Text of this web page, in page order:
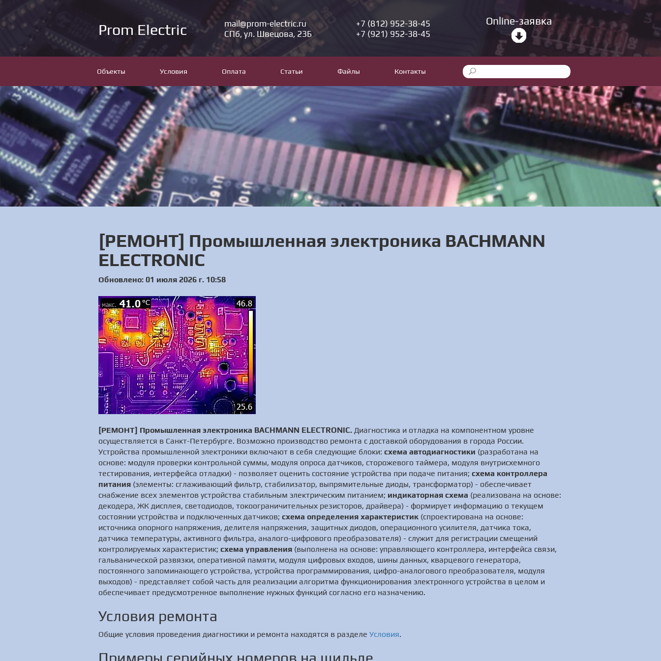
Prom Electric
mail@prom-electric.ru
СПб, ул. Швецова, 23Б
+7 (812) 952-38-45
+7 (921) 952-38-45
Online-заявка
Объекты Условия Оплата Статьи Файлы Контакты
[РЕМОНТ] Промышленная электроника BACHMANN
ELECTRONIC
Обновлено: 01 июля 2026 г. 10:58
[РЕМОНТ] Промышленная электроника BACHMANN ELECTRONIC. Диагностика и отладка на компонентном уровне
осуществляется в Санкт-Петербурге. Возможно производство ремонта с доставкой оборудования в города России.
Устройства промышленной электроники включают в себя следующие блоки: схема автодиагностики (разработана на
основе: модуля проверки контрольной суммы, модуля опроса датчиков, сторожевого таймера, модуля внутрисхемного
тестирования, интерфейса отладки) - позволяет оценить состояние устройства при подаче питания; схема контроллера
питания (элементы: сглаживающий фильтр, стабилизатор, выпрямительные диоды, трансформатор) - обеспечивает
снабжение всех элементов устройства стабильным электрическим питанием; индикаторная схема (реализована на основе:
декодера, ЖК дисплея, светодиодов, токоограничительных резисторов, драйвера) - формирует информацию о текущем
состоянии устройства и подключенных датчиков; схема определения характеристик (спроектирована на основе:
источника опорного напряжения, делителя напряжения, защитных диодов, операционного усилителя, датчика тока,
датчика температуры, активного фильтра, аналого-цифрового преобразователя) - служит для регистрации смещений
контролируемых характеристик; схема управления (выполнена на основе: управляющего контроллера, интерфейса связи,
гальванической развязки, оперативной памяти, модуля цифровых входов, шины данных, кварцевого генератора,
постоянного запоминающего устройства, устройства программирования, цифро-аналогового преобразователя, модуля
выходов) - представляет собой часть для реализации алгоритма функционирования электронного устройства в целом и
обеспечивает предусмотренное выполнение нужных функций согласно его назначению.
Условия ремонта
Общие условия проведения диагностики и ремонта находятся в разделе Условия.